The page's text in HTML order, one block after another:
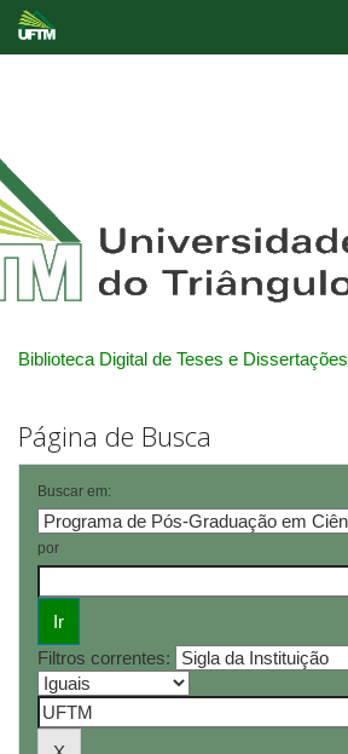
Biblioteca Digital de Teses e Dissertações
Página de Busca
Buscar em:
por
Filtros correntes: